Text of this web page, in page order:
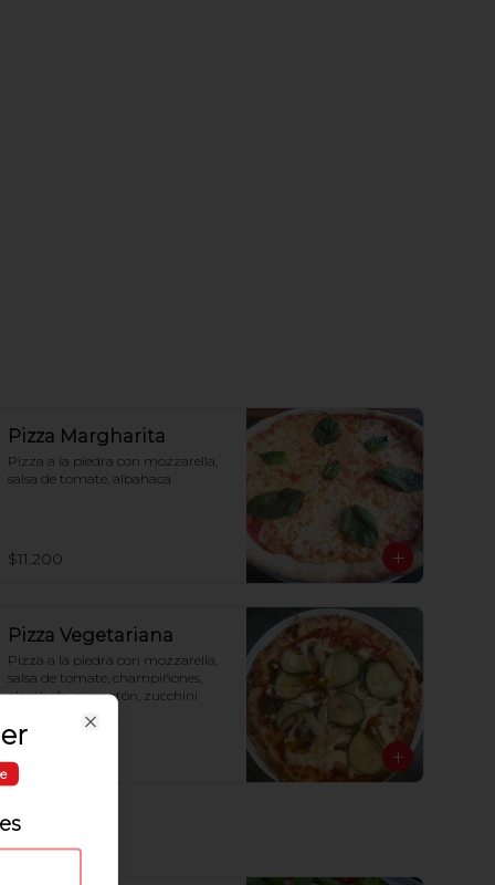
Pizza Margharita
Pizza a la piedra con mozzarella,
salsa de tomate, albahaca
$11.200
Pizza Vegetariana
Pizza a la piedra con mozzarella,
salsa de tomate, champiñones,
alcachofa, pimentón, zucchini
$11.900